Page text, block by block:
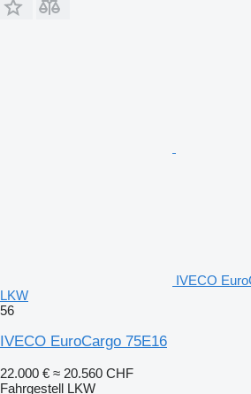
IVECO
LKW
56
IVECO EuroCargo 75E16
22.000 € ≈ 20.560 CHF
Fahrgestell LKW